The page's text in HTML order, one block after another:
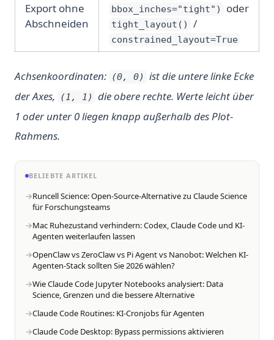
Export ohne
Abschneiden
bbox_inches="tight")
oder
tight_layout() /
constrained_layout=True
Achsenkoordinaten: (0, 0)
ist die untere linke Ecke
der Axes,
(1, 1)
die obere rechte. Werte leicht über
1 oder unter 0 liegen knapp außerhalb des Plot-
Rahmens.
BELIEBTE ARTIKEL
Runcell Science: Open-Source-Alternative zu Claude Science
für Forschungsteams
Mac Ruhezustand verhindern: Codex, Claude Code und KI-
Agenten weiterlaufen lassen
OpenClaw vs ZeroClaw vs Pi Agent vs Nanobot: Welchen KI-
Agenten-Stack sollten Sie 2026 wählen?
Wie Claude Code Jupyter Notebooks analysiert: Data
Science, Grenzen und die bessere Alternative
Claude Code Routines: KI-Cronjobs für Agenten
Claude Code Desktop: Bypass permissions aktivieren